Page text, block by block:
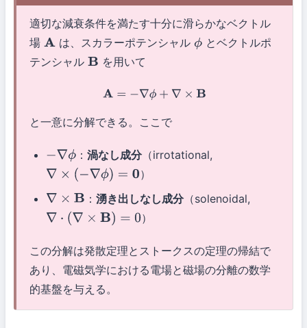
適切な減衰条件を満たす十分に滑らかなベクトル
場A は、スカラーポテンシャル ϕ とベクトルポ
テンシャルB を用いて
A=−∇ϕ +∇ ×B
と一意に分解できる。ここで
−∇ϕ ： 渦なし成分（irrotational,
∇× (− ∇ϕ)=0 ）
∇× B ： 湧き出しなし成分（solenoidal,
∇⋅ (∇×B =0 ）
この分解は発散定理とストークスの定理の帰結で
あり、電磁気学における電場と磁場の分離の数学
的基盤を与える。